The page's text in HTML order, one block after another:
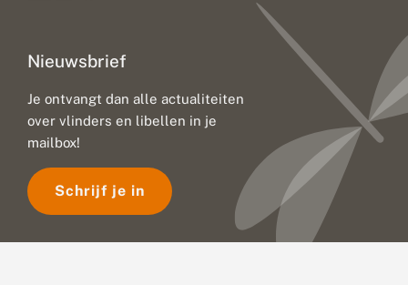
Nieuwsbrief
Je ontvangt dan alle actualiteiten
over vlinders en libellen in je
mailbox!
Schrijf je in